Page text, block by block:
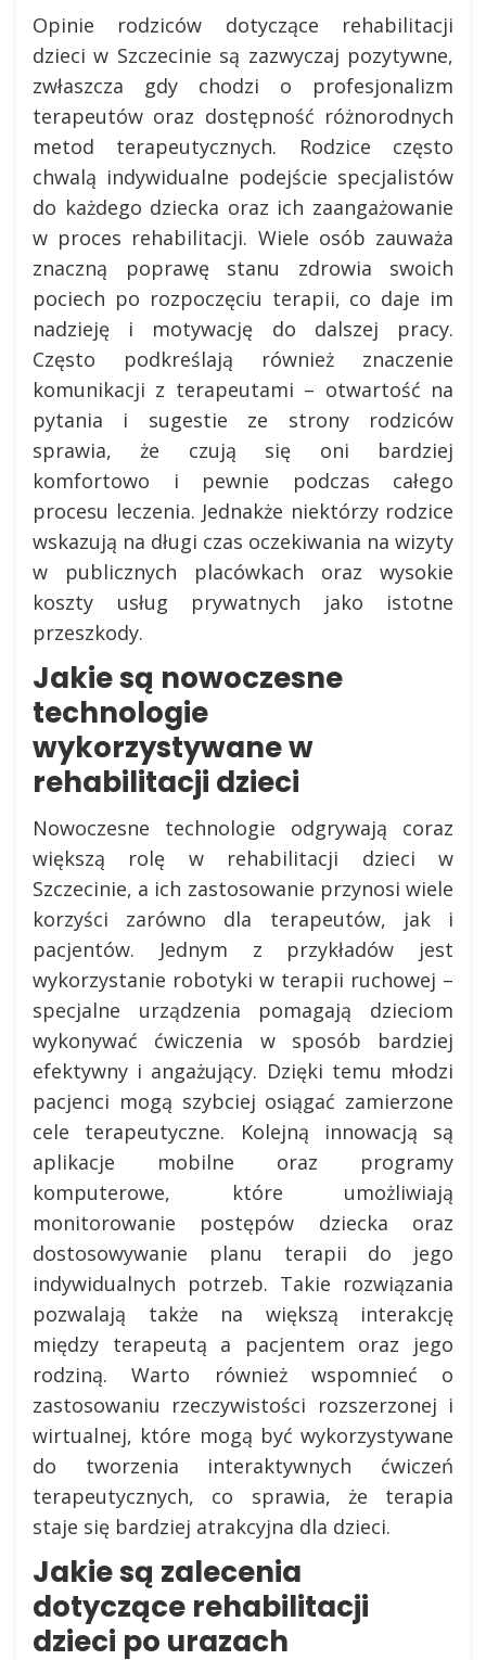
Opinie rodziców dotyczące rehabilitacji
dzieci w Szczecinie są zazwyczaj pozytywne,
zwłaszcza gdy chodzi o profesjonalizm
terapeutów oraz dostępność różnorodnych
metod terapeutycznych. Rodzice często
chwalą indywidualne podejście specjalistów
do każdego dziecka oraz ich zaangażowanie
w proces rehabilitacji. Wiele osób zauważa
znaczną poprawę stanu zdrowia swoich
pociech po rozpoczęciu terapii, co daje im
nadzieję i motywację do dalszej pracy.
Często podkreślają również znaczenie
komunikacji z terapeutami – otwartość na
pytania i sugestie ze strony rodziców
sprawia, że czują się oni bardziej
komfortowo i pewnie podczas całego
procesu leczenia. Jednakże niektórzy rodzice
wskazują na długi czas oczekiwania na wizyty
w publicznych placówkach oraz wysokie
koszty usług prywatnych jako istotne
przeszkody.
Jakie są nowoczesne
technologie
wykorzystywane w
rehabilitacji dzieci
Nowoczesne technologie odgrywają coraz
większą rolę w rehabilitacji dzieci w
Szczecinie, a ich zastosowanie przynosi wiele
korzyści zarówno dla terapeutów, jak i
pacjentów. Jednym z przykładów jest
wykorzystanie robotyki w terapii ruchowej –
specjalne urządzenia pomagają dzieciom
wykonywać ćwiczenia w sposób bardziej
efektywny i angażujący. Dzięki temu młodzi
pacjenci mogą szybciej osiągać zamierzone
cele terapeutyczne. Kolejną innowacją są
aplikacje mobilne oraz programy
komputerowe, które umożliwiają
monitorowanie postępów dziecka oraz
dostosowywanie planu terapii do jego
indywidualnych potrzeb. Takie rozwiązania
pozwalają także na większą interakcję
między terapeutą a pacjentem oraz jego
rodziną. Warto również wspomnieć o
zastosowaniu rzeczywistości rozszerzonej i
wirtualnej, które mogą być wykorzystywane
do tworzenia interaktywnych ćwiczeń
terapeutycznych, co sprawia, że terapia
staje się bardziej atrakcyjna dla dzieci.
Jakie są zalecenia
dotyczące rehabilitacji
dzieci po urazach